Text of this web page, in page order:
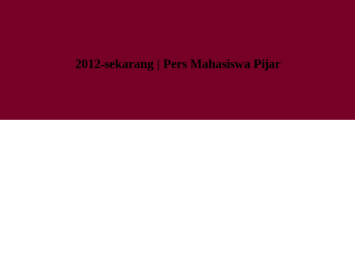
2012-sekarang | Pers Mahasiswa Pijar